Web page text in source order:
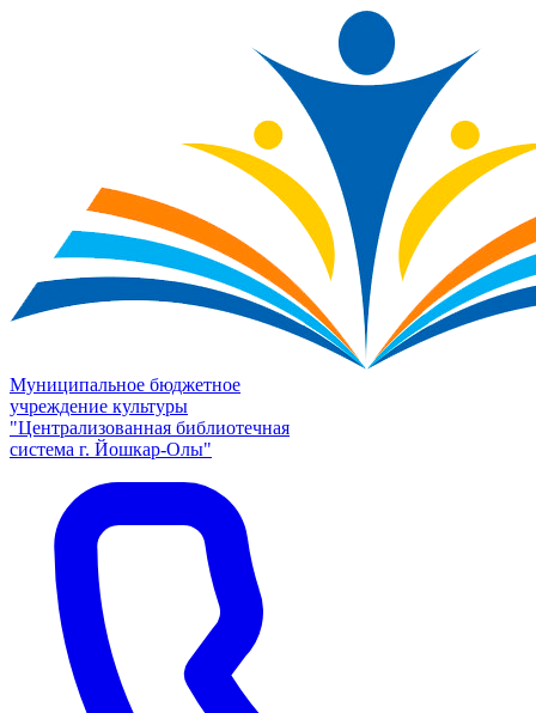
Муниципальное бюджетное
учреждение культуры
"Централизованная библиотечная
система г. Йошкар-Олы"